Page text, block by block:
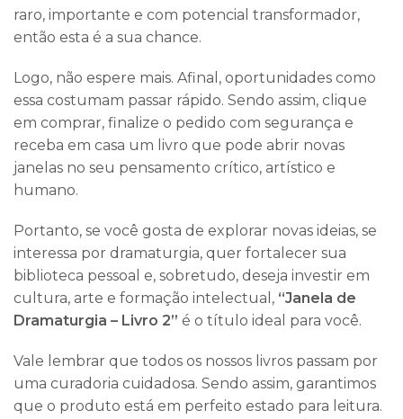
raro, importante e com potencial transformador,
então esta é a sua chance.
Logo, não espere mais. Afinal, oportunidades como
essa costumam passar rápido. Sendo assim, clique
em comprar, finalize o pedido com segurança e
receba em casa um livro que pode abrir novas
janelas no seu pensamento crítico, artístico e
humano.
Portanto, se você gosta de explorar novas ideias, se
interessa por dramaturgia, quer fortalecer sua
biblioteca pessoal e, sobretudo, deseja investir em
cultura, arte e formação intelectual, “Janela de
Dramaturgia – Livro 2” é o título ideal para você.
Vale lembrar que todos os nossos livros passam por
uma curadoria cuidadosa. Sendo assim, garantimos
que o produto está em perfeito estado para leitura.